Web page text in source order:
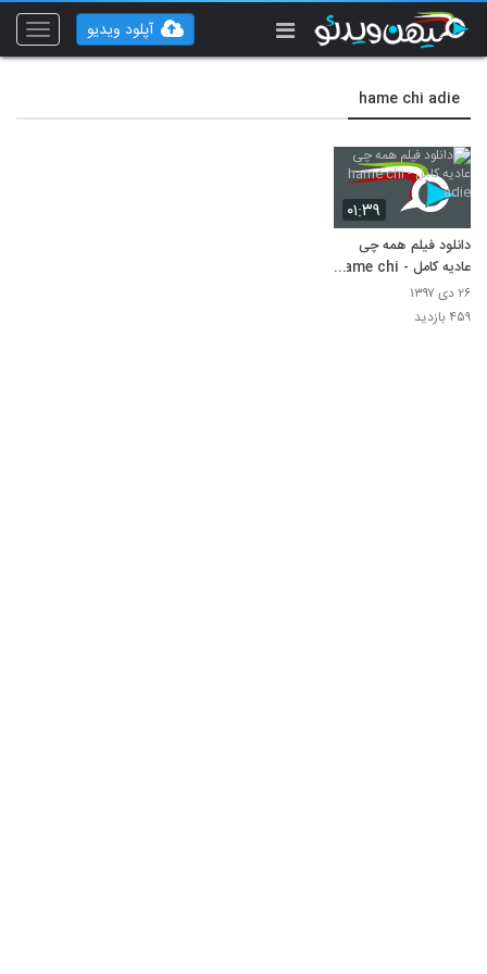
Toggle
آپلود ویدیو
hame chi adie
۰۱:۳۹
دانلود فیلم همه چی
عادیه کامل - hame chi
adie
۲۶ دی ۱۳۹۷
۴۵۹ بازدید